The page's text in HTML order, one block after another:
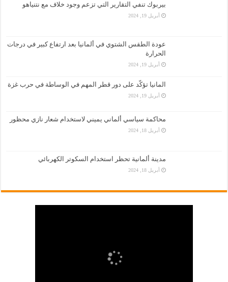
بيربوك تنفي التقارير التي تزعم وجود خلاف مع نتنياهو
أبريل 19, 2024
عودة الطقس الشتوي في ألمانيا بعد ارتفاع كبير في درجات
الحرارة
أبريل 19, 2024
المانيا تؤكّد على دور قطر المهم في الوساطة في حرب غزة
أبريل 19, 2024
محاكمة سياسي ألماني يميني لاستخدام شعار نازي محظور
أبريل 18, 2024
مدينة ألمانية تحظر استخدام السكوتر الكهربائي
أبريل 18, 2024